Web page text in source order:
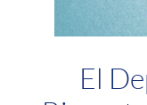
El